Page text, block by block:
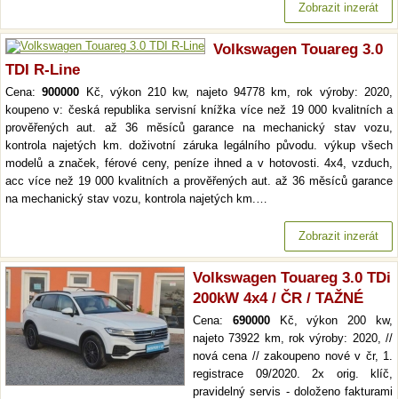
Zobrazit inzerát
Volkswagen Touareg 3.0
TDI R-Line
Cena:900000 Kč, výkon 210 kw, najeto 94778 km, rok výroby: 2020,
koupeno v: česká republika servisní knížka více než 19 000 kvalitních a
prověřených aut. až 36 měsíců garance na mechanický stav vozu,
kontrola najetých km. doživotní záruka legálního původu. výkup všech
modelů a značek, férové ceny, peníze ihned a v hotovosti. 4x4, vzduch,
acc více než 19 000 kvalitních a prověřených aut. až 36 měsíců garance
na mechanický stav vozu, kontrola najetých km.…
Zobrazit inzerát
Volkswagen Touareg 3.0 TDi
200kW 4x4 / ČR / TAŽNÉ
Cena: 690000Kč, výkon 200 kw,
najeto 73922 km, rok výroby: 2020, //
nová cena // zakoupeno nové v čr, 1.
registrace 09/2020. 2x orig. klíč,
pravidelný servis - doloženo fakturami